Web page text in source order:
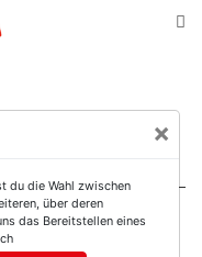
Girls.
×
du die Wahl zwischen
über deren
das Bereitstellen eines